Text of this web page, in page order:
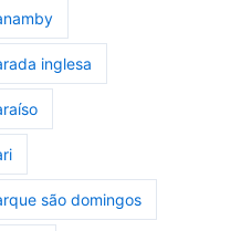
inglesa
são domingos